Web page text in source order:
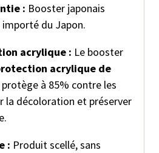
: Booster japonais
du Japon.
acrylique : Le booster
acrylique de
protège à 85% contre les
la décoloration et préserver
: Produit scellé, sans